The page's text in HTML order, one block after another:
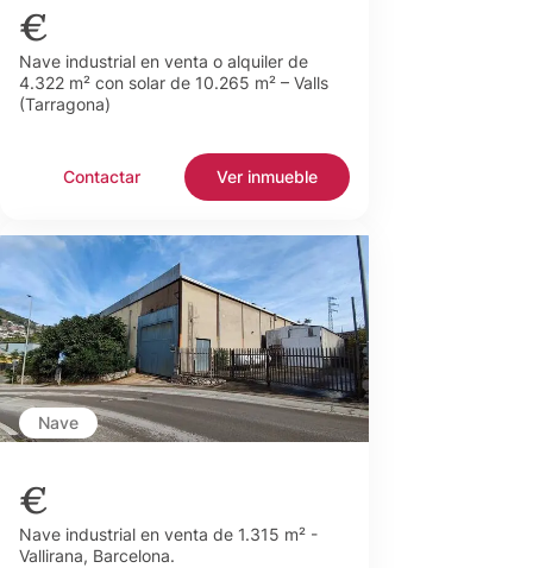
€
Nave industrial en venta o alquiler de
4.322 m² con solar de 10.265 m² – Valls
(Tarragona)
Contactar Ver inmueble
Nave
€
Nave industrial en venta de 1.315 m² -
Vallirana, Barcelona.